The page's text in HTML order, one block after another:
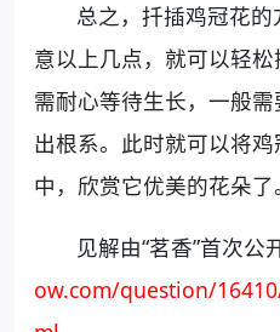
总之，扦插鸡冠花
意以上几点，就可以轻
需耐心等待生长，一般
出根系。此时就可以将
中，欣赏它优美的花朵了。
见解由“茗香”首次公
ow.com/question/